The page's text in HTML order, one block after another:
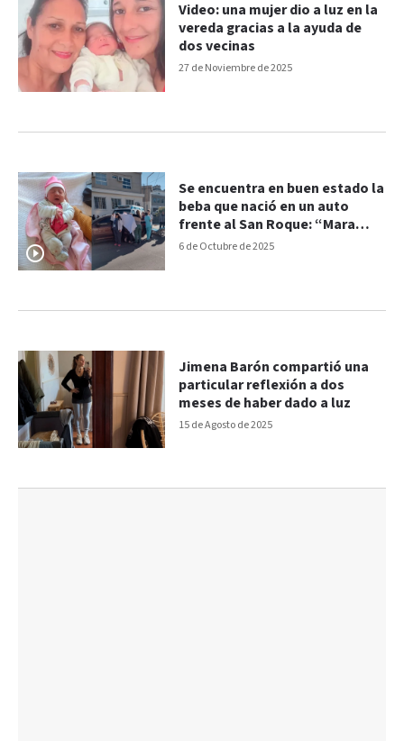
27 de Noviembre de 2025
Video: una mujer dio a luz en la
vereda gracias a la ayuda de
dos vecinas
6 de Octubre de 2025
Se encuentra en buen estado la
beba que nació en un auto
frente al San Roque: “Mara
está muy bien”
15 de Agosto de 2025
Jimena Barón compartió una
particular reflexión a dos
meses de haber dado a luz